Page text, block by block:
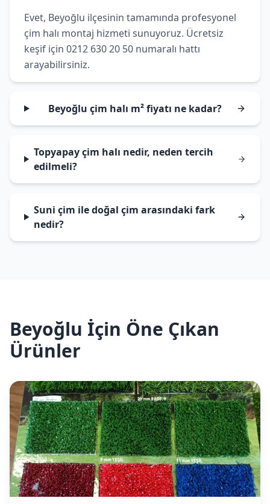
Evet, Beyoğlu ilçesinin tamamında profesyonel
çim halı montaj hizmeti sunuyoruz. Ücretsiz
keşif için 0212 630 20 50 numaralı hattı
arayabilirsiniz.
Beyoğlu çim halı m² fiyatı ne kadar?
Topyapay çim halı nedir, neden tercih
edilmeli?
Suni çim ile doğal çim arasındaki fark
nedir?
Beyoğlu İçin Öne Çıkan
Ürünler